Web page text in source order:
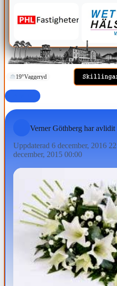
19°Vaggeryd
Verner Göthberg har avlidit
Uppdaterad 6 december, 2016
december, 2015 00:00